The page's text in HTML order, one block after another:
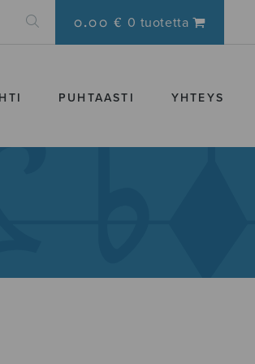
0.00 € 0 tuotetta
PUHTAASTI YHTEYS